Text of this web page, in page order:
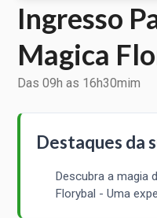
Ingresso
Magica
Das 09h as 16h30mim
Destaques da
Descubra a magia
Florybal - Uma